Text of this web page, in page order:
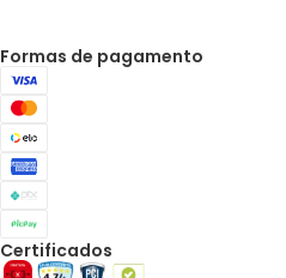
Formas de pagamento
Certificados